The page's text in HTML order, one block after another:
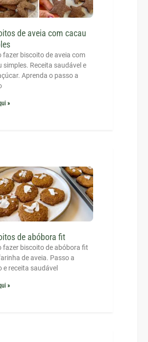
de aveia com cacau
fazer biscoito de aveia com
simples. Receita saudável e
Aprenda o passo a
»
de abóbora fit
fazer biscoito de abóbora fit
de aveia. Passo a
e receita saudável
»